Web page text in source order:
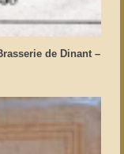
de Dinant –